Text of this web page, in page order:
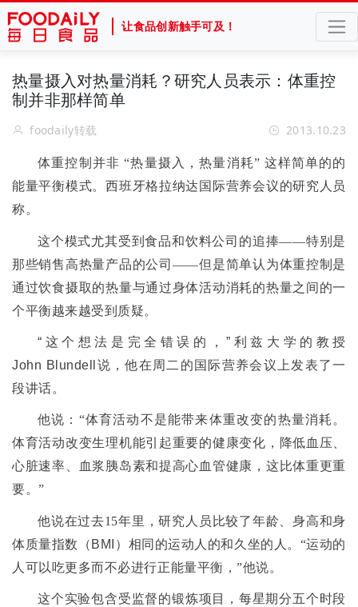
让食品创新触手可及！
热量摄入对热量消耗？研究人员表示：体重控
制并非那样简单
foodaily转载 2013.10.23
体重控制并非 “热量摄入，热量消耗” 这样简单的的
能量平衡模式。西班牙格拉纳达国际营养会议的研究人员
称。
这个模式尤其受到食品和饮料公司的追捧——特别是
那些销售高热量产品的公司 ——但是简单认为体重控制是
通过饮食摄取的热量与通过身体活动消耗的热量之间的一
个平衡越来越受到质疑。
“ 这个想法是完全错误的，” 利兹大学的教授
John Blundell 说，他在周二的 国际营养会议上发表了一
段讲话。
他说： “体育活动不是能带来体重改变的热量消耗。
体育活动改变生理机能引起重要的健康变化，降低血压、
心脏速率、血浆胰岛素和提高心血管健康，这比体重更重
要。”
他说在过去15年里，研究人员比较了年龄、身高和身
体质量指数（ BMI ）相同的运动人的和久坐的人 。 “运动的
人可以吃更多而不必进行正能量平衡 ，”他说。
这个实验包含受监督的锻炼项目，每星期分五个时段